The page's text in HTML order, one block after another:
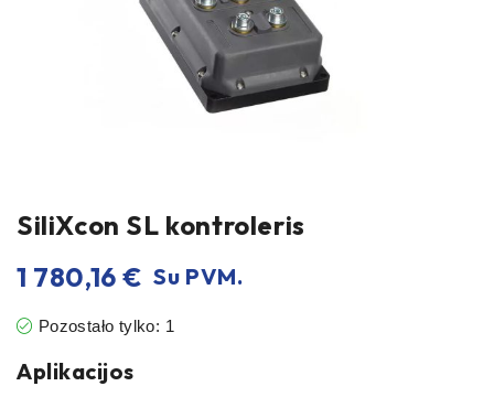
SiliXcon SL kontroleris
1 780,16€ Su PVM.
Pozostało tylko: 1
Aplikacijos